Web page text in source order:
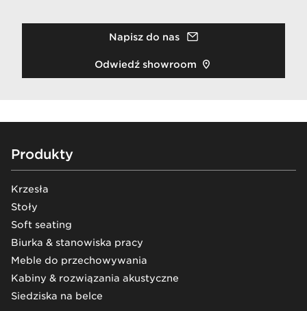
Napisz do nas
Odwiedź showroom
Footer
Produkty
Krzesła
Stoły
Soft seating
Biurka & stanowiska pracy
Meble do przechowywania
Kabiny & rozwiązania akustyczne
Siedziska na belce